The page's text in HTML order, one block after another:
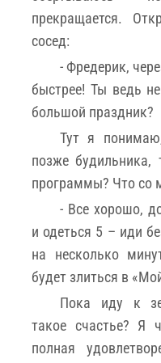
прекращается.
сосед:
- Фредерик,
быстрее! Ты ведь
большой праздник?
Тут я
позже
программы? Что со
- Все хорошо,
и одеться 5 – иди
на несколько
будет злиться в
Пока иду к
такое счастье? Я
полная